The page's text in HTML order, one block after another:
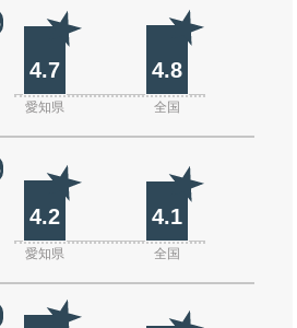
4.7 4.8
愛知県 全国
4.2 4.1
愛知県 全国